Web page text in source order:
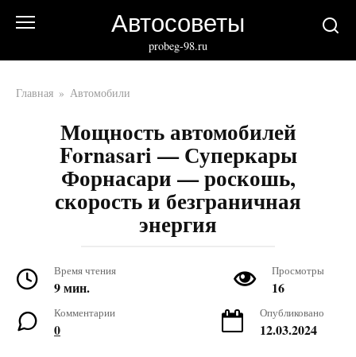
Автосоветы
probeg-98.ru
Главная » Автомобили
Мощность автомобилей
Fornasari — Суперкары
Форнасари — роскошь,
скорость и безграничная
энергия
Время чтения
9 мин.
Просмотры
16
Комментарии
0
Опубликовано
12.03.2024